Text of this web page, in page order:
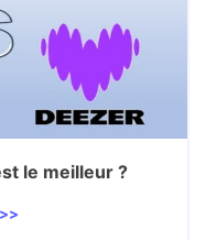
le meilleur ?